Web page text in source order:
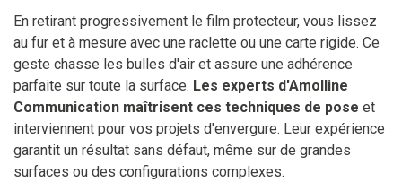
En retirant progressivement le film protecteur, vous lissez
au fur et à mesure avec une raclette ou une carte rigide. Ce
geste chasse les bulles d'air et assure une adhérence
parfaite sur toute la surface. Les experts d'Amolline
Communication maîtrisent ces techniques de pose et
interviennent pour vos projets d'envergure. Leur expérience
garantit un résultat sans défaut, même sur de grandes
surfaces ou des configurations complexes.